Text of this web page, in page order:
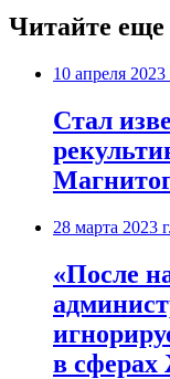
Читайте еще
10 апреля 2023
Стал
28 марта 2023
​«После
в